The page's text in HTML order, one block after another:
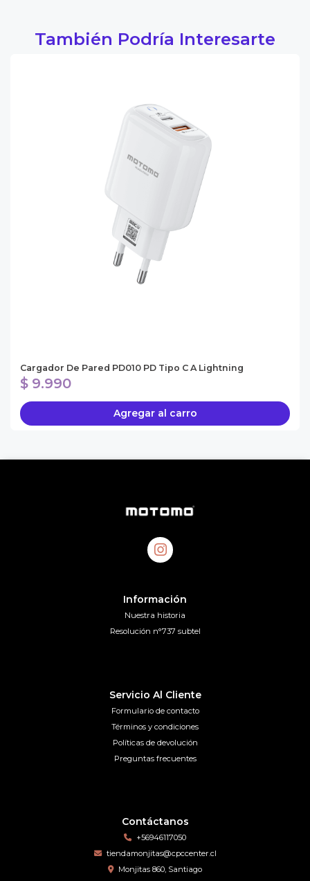
También Podría Interesarte
Cargador De Pared PD010 PD Tipo C A Lightning
$ 9.990
Agregar al carro
Información
Nuestra historia
Resolución n°737 subtel
Servicio Al Cliente
Formulario de contacto
Términos y condiciones
Políticas de devolución
Preguntas frecuentes
Contáctanos
+56946117050
tiendamonjitas@cpccenter.cl
Monjitas 860, Santiago